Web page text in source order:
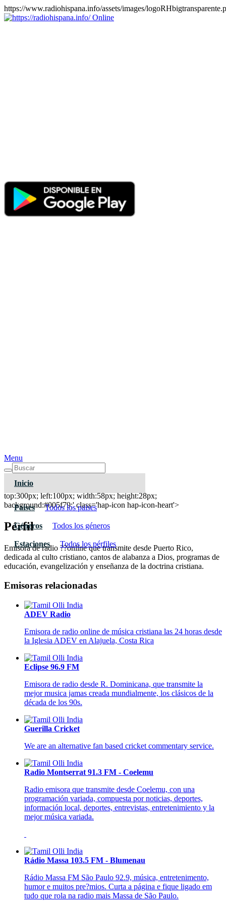
https://www.radiohispana.info/assets/images/
Online
Menu
Inicio
Paises Todos los paises
Géneros Todos los géneros
Estaciones Todos los pérfiles
CDM Radio
top:300px; left:100px; width:58px; height:28px;
background:#005f79;' class='hap-icon hap-icon-heart'>
Pérfil
Emisora de radio ??online que transmite desde Puerto Rico,
dedicada al culto cristiano, cantos de alabanza a Dios, programas de
educación, evangelización y enseñanza de la doctrina cristiana.
Emisoras relacionadas
ADEV Radio
Emisora de radio online de música cristiana las 24 horas desde
la Iglesia ADEV en Alajuela, Costa Rica
Eclipse 96.9 FM
Emisora de radio desde R. Dominicana, que transmite la
mejor musica jamas creada mundialmente, los clásicos de la
década de los 90s.
Guerilla Cricket
We are an alternative fan based cricket commentary service.
Radio Montserrat 91.3 FM - Coelemu
Radio emisora que transmite desde Coelemu, con una
programación variada, compuesta por noticias, deportes,
información local, deportes, entrevistas, entretenimiento y la
mejor música variada.
Rádio Massa 103.5 FM - Blumenau
Rádio Massa FM São Paulo 92.9, música, entretenimento,
humor e muitos pre?mios. Curta a página e fique ligado em
tudo que rola na radio mais Massa de São Paulo.